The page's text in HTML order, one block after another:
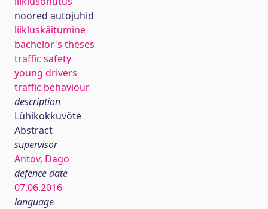
noored autojuhid
liikluskäitumine
bachelor's theses
traffic safety
young drivers
traffic behaviour
description
Lühikokkuvõte
Abstract
supervisor
Antov, Dago
defence date
07.06.2016
language